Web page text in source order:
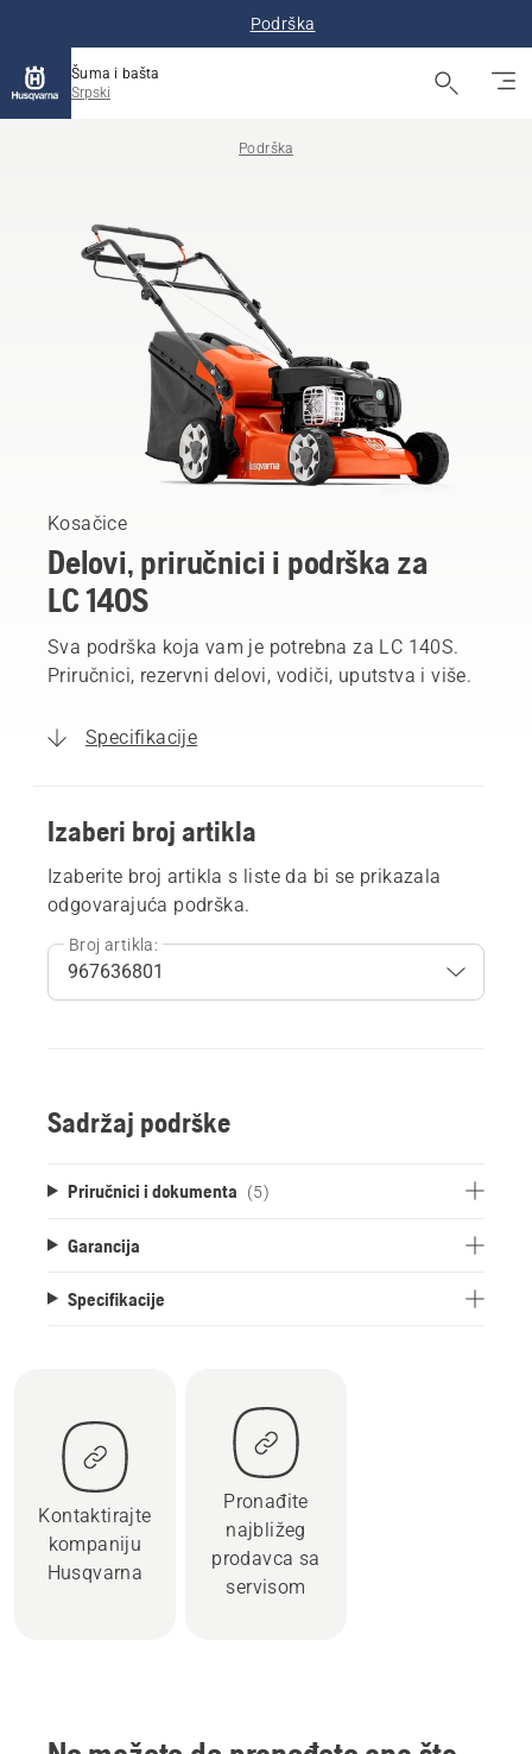
Podrška
Šuma i bašta
Srpski
Podrška
Kosačice
Delovi, priručnici i podrška za
LC 140S
Sva podrška koja vam je potrebna za LC 140S.
Priručnici, rezervni delovi, vodiči, uputstva i više.
Specifikacije
Izaberi broj artikla
Izaberite broj artikla s liste da bi se prikazala
odgovarajuća podrška.
Broj artikla:
Sadržaj podrške
Priručnici i dokumenta (5)
Garancija
Specifikacije
Kontaktirajte
kompaniju
Husqvarna
Pronađite
najbližeg
prodavca sa
servisom